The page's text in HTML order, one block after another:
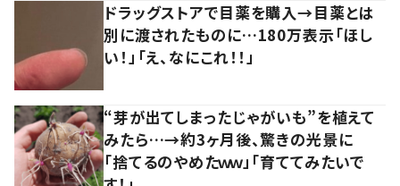
ドラッグストアで目薬を購入→目薬とは
別に渡されたものに…180万表示「ほし
い！」「え、なにこれ！！」
“芽が出てしまったじゃがいも”を植えて
みたら…→約3ヶ月後、驚きの光景に
「捨てるのやめたｗｗ」「育ててみたいで